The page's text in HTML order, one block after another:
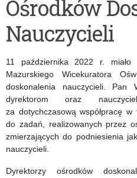
Ośrodków
Nauczycieli
11 października 2022 r. miało
Mazurskiego Wicekuratora
doskonalenia nauczycieli. Pan
dyrektorom oraz
za dotychczasową współpracę
do zadań, realizowanych przez
zmierzających do podniesienia
nauczycieli.
Dyrektorzy ośrodków
–
zapraszamy
do
udziału
w
akcji
Roku
2022